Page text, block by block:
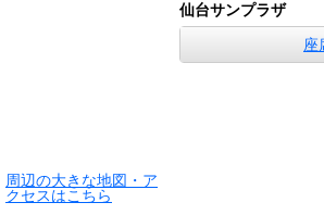
周辺の大きな地図・ア
クセスはこちら
仙台サンプラザ
座